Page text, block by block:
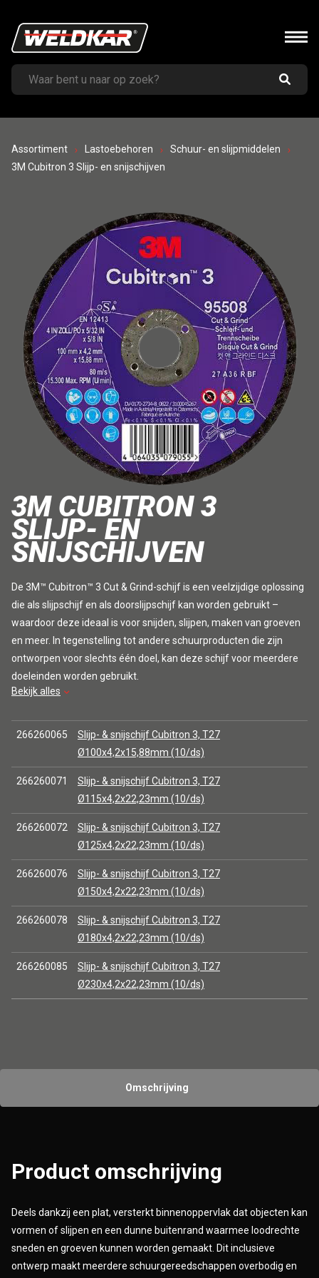
Assortiment Lastoebehoren
Schuur- en slijpmiddelen
3M Cubitron 3 Slijp- en snijschijven
3M CUBITRON 3
SLIJP- EN
SNIJSCHIJVEN
De 3M™ Cubitron™ 3 Cut & Grind-schijf is een veelzijdige oplossing
die als slijpschijf en als doorslijpschijf kan worden gebruikt –
waardoor deze ideaal is voor snijden, slijpen, maken van groeven
en meer. In tegenstelling tot andere schuurproducten die zijn
ontworpen voor slechts één doel, kan deze schijf voor meerdere
doeleinden worden gebruikt.
Bekijk alles
266260065
Slijp- & snijschijf Cubitron 3, T27
Ø100x4,2x15,88mm (10/ds)
266260071
Slijp- & snijschijf Cubitron 3, T27
Ø115x4,2x22,23mm (10/ds)
266260072
Slijp- & snijschijf Cubitron 3, T27
Ø125x4,2x22,23mm (10/ds)
266260076
Slijp- & snijschijf Cubitron 3, T27
Ø150x4,2x22,23mm (10/ds)
266260078
Slijp- & snijschijf Cubitron 3, T27
Ø180x4,2x22,23mm (10/ds)
266260085
Slijp- & snijschijf Cubitron 3, T27
Ø230x4,2x22,23mm (10/ds)
Omschrijving
Product omschrijving
Deels dankzij een plat, versterkt binnenoppervlak dat objecten kan
vormen of slijpen en een dunne buitenrand waarmee loodrechte
sneden en groeven kunnen worden gemaakt. Dit inclusieve
ontwerp maakt meerdere schuurgereedschappen overbodig en